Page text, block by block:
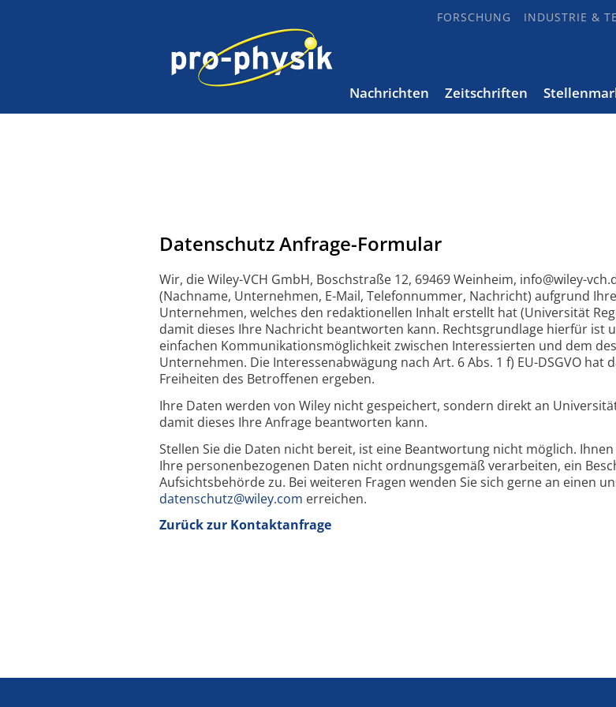
FORSCHUNG INDUSTRIE &
Nachrichten Zeitschriften
Datenschutz Anfrage-Formular
Wir, die Wiley-VCH GmbH, Boschstraße 12, 69469 Weinheim, info@wiley-
(Nachname, Unternehmen, E-Mail, Telefonnummer, Nachricht) aufgrund
Unternehmen, welches den redaktionellen Inhalt erstellt hat (Universität
damit dieses Ihre Nachricht beantworten kann. Rechtsgrundlage hierfür ist
einfachen Kommunikationsmöglichkeit zwischen Interessierten und dem
Unternehmen. Die Interessenabwägung nach Art. 6 Abs. 1 f) EU-DSGVO hat
Freiheiten des Betroffenen ergeben.
Ihre Daten werden von Wiley nicht gespeichert, sondern direkt an
damit dieses Ihre Anfrage beantworten kann.
Stellen Sie die Daten nicht bereit, ist eine Beantwortung nicht möglich.
Ihre personenbezogenen Daten nicht ordnungsgemäß verarbeiten, ein
Aufsichtsbehörde zu. Bei weiteren Fragen wenden Sie sich gerne an einen
datenschutz@wiley.com erreichen.
Zurück zur Kontaktanfrage